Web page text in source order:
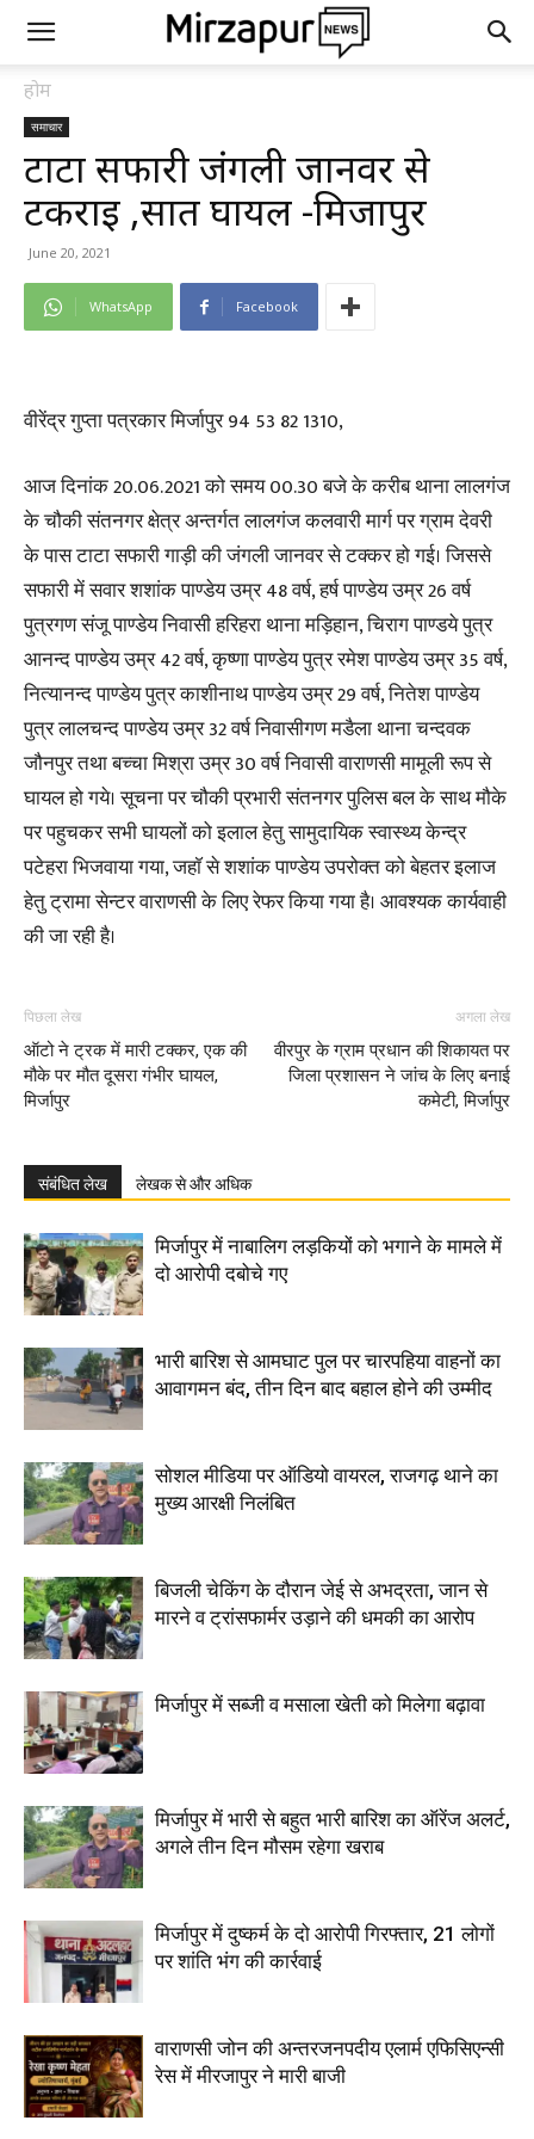
होम
समाचार
टाटा सफारी जंगली जानवर से
टकराई ,सात घायल -मिर्जापुर
June 20, 2021
WhatsApp Facebook
वीरेंद्र गुप्ता पत्रकार मिर्जापुर 94 53 82 1310,
आज दिनांक 20.06.2021 को समय 00.30 बजे के करीब थाना लालगंज
के चौकी संतनगर क्षेत्र अन्तर्गत लालगंज कलवारी मार्ग पर ग्राम देवरी
के पास टाटा सफारी गाड़ी की जंगली जानवर से टक्कर हो गई। जिससे
सफारी में सवार शशांक पाण्डेय उम्र 48 वर्ष, हर्ष पाण्डेय उम्र 26 वर्ष
पुत्रगण संजू पाण्डेय निवासी हरिहरा थाना मड़िहान, चिराग पाण्डये पुत्र
आनन्द पाण्डेय उम्र 42 वर्ष, कृष्णा पाण्डेय पुत्र रमेश पाण्डेय उम्र 35 वर्ष,
नित्यानन्द पाण्डेय पुत्र काशीनाथ पाण्डेय उम्र 29 वर्ष, नितेश पाण्डेय
पुत्र लालचन्द पाण्डेय उम्र 32 वर्ष निवासीगण मडैला थाना चन्दवक
जौनपुर तथा बच्चा मिश्रा उम्र 30 वर्ष निवासी वाराणसी मामूली रूप से
घायल हो गये। सूचना पर चौकी प्रभारी संतनगर पुलिस बल के साथ मौके
पर पहुचकर सभी घायलों को इलाल हेतु सामुदायिक स्वास्थ्य केन्द्र
पटेहरा भिजवाया गया, जहाॅ से शशांक पाण्डेय उपरोक्त को बेहतर इलाज
हेतु ट्रामा सेन्टर वाराणसी के लिए रेफर किया गया है। आवश्यक कार्यवाही
की जा रही है।
पिछला लेख
ऑटो ने ट्रक में मारी टक्कर, एक की
मौके पर मौत दूसरा गंभीर घायल,
मिर्जापुर
अगला लेख
वीरपुर के ग्राम प्रधान की शिकायत पर
जिला प्रशासन ने जांच के लिए बनाई
कमेटी, मिर्जापुर
संबंधित लेख लेखक से और अधिक
मिर्जापुर में नाबालिग लड़कियों को भगाने के मामले में
दो आरोपी दबोचे गए
भारी बारिश से आमघाट पुल पर चारपहिया वाहनों का
आवागमन बंद, तीन दिन बाद बहाल होने की उम्मीद
सोशल मीडिया पर ऑडियो वायरल, राजगढ़ थाने का
मुख्य आरक्षी निलंबित
बिजली चेकिंग के दौरान जेई से अभद्रता, जान से
मारने व ट्रांसफार्मर उड़ाने की धमकी का आरोप
मिर्जापुर में सब्जी व मसाला खेती को मिलेगा बढ़ावा
मिर्जापुर में भारी से बहुत भारी बारिश का ऑरेंज अलर्ट,
अगले तीन दिन मौसम रहेगा खराब
मिर्जापुर में दुष्कर्म के दो आरोपी गिरफ्तार, 21 लोगों
पर शांति भंग की कार्रवाई
वाराणसी जोन की अन्तरजनपदीय एलार्म एफिसिएन्सी
रेस में मीरजापुर ने मारी बाजी